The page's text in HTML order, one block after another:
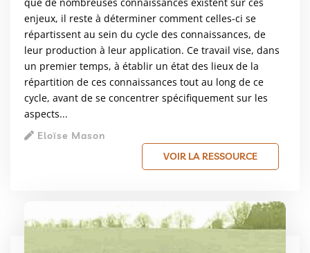
enjeux, il reste à déterminer comment celles-ci se
répartissent au sein du cycle des connaissances, de
leur production à leur application. Ce travail vise, dans
un premier temps, à établir un état des lieux de la
répartition de ces connaissances tout au long de ce
cycle, avant de se concentrer spécifiquement sur les
aspects...
Eloïse Mason
VOIR LA RESSOURCE